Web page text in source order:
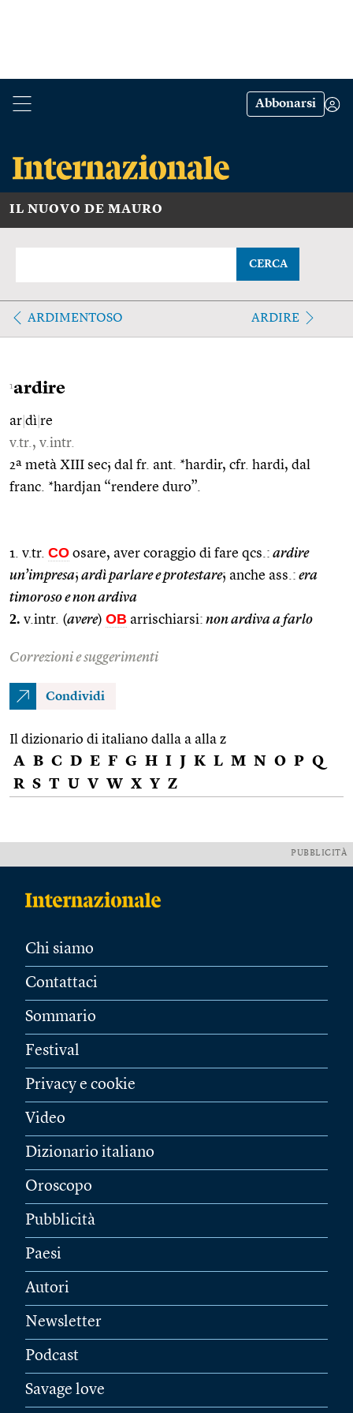
Abbonarsi
IL NUOVO DE MAURO
CERCA
ARDIMENTOSO ARDIRE
1ardire
ar dì re
v.tr., v.intr.
2ª metà XIII sec; dal fr. ant. *hardir, cfr. hardi, dal
franc. *hardjan “rendere duro”.
1. v.tr. CO osare, aver coraggio di fare qcs.: ardire
un’impresa; ardì parlare e protestare; anche ass.: era
timoroso e non ardiva
2. v.intr. (avere) OB arrischiarsi: non ardiva a farlo
Correzioni e suggerimenti
Condividi
Il dizionario di italiano dalla a alla z
A B C D E F G H I J K L M N O P Q
R S T U V W X Y Z
PUBBLICITÀ
Chi siamo
Contattaci
Sommario
Festival
Privacy e cookie
Video
Dizionario italiano
Oroscopo
Pubblicità
Paesi
Autori
Newsletter
Podcast
Savage love